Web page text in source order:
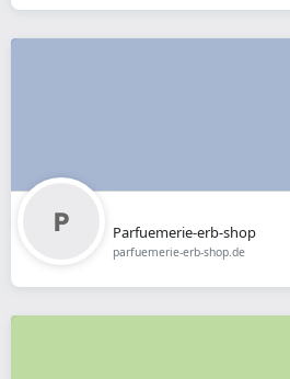
Parfuemerie-erb-shop
parfuemerie-erb-shop.de